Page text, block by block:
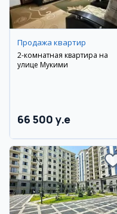
Продажа квартир
2-комнатная квартира на
улице Мукими
66 500 y.e